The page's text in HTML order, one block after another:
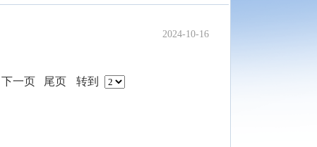
2024-10-16
下一页 尾页 转到